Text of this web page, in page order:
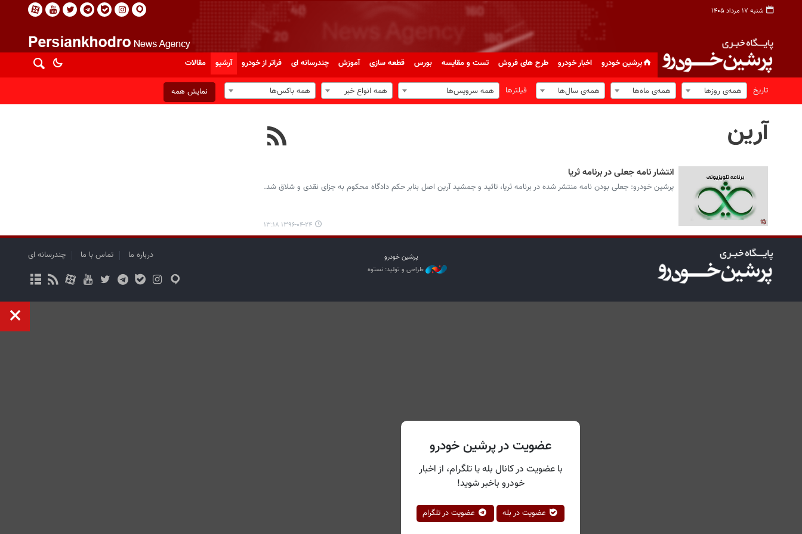
شنبه ۱۷ مرداد ۱۴۰۵
پرشین خودرو اخبار خودرو طرح های فروش تست و مقایسه بورس قطعه سازی آموزش چندرسانه ای فراتر از خودرو آرشیو مقالات
تاریخ همه‌ی روزها همه‌ی ماه‌ها همه‌ی سال‌ها فیلترها همه سرویس‌ها همه انواع خبر همه باکس‌ها نمایش همه
آرین
انتشار نامه جعلی در برنامه ثریا
پرشین خودرو: جعلی بودن نامه منتشر شده در برنامه ثریا، تائید و جمشید آرین اصل بنابر حکم دادگاه محکوم به جزای نقدی و شلاق شد.
۱۳۹۶-۰۴-۲۴ ۱۳:۱۸
پرشین خودرو
طراحی و تولید: نستوه
درباره ما تماس با ما چندرسانه ای
عضویت در پرشین خودرو
با عضویت در کانال بله یا تلگرام، از اخبار
خودرو باخبر شوید!
عضویت در بله عضویت در تلگرام